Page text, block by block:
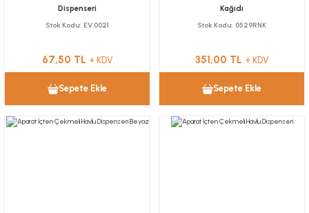
Dispenseri
Stok Kodu EV.0021
67,50 TL + KDV
Sepete Ekle
Kağıdı
Stok Kodu 0529RNK
351,00 TL + KDV
Sepete Ekle